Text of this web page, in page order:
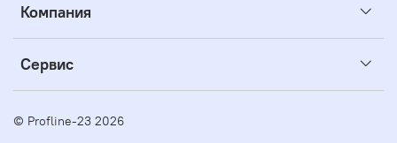
Компания
Сервис
© Profline-23 2026